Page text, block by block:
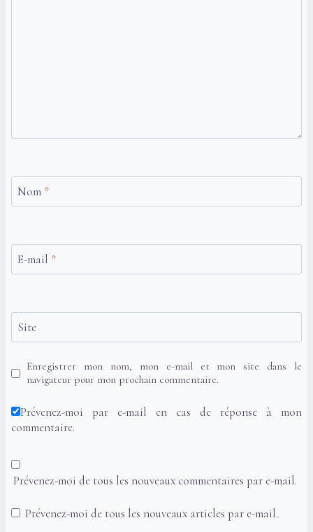
Nom *
E-mail *
Site
Enregistrer mon nom, mon e-mail et mon site dans le
navigateur pour mon prochain commentaire.
Prévenez-moi par e-mail en cas de réponse à mon
commentaire.
Prévenez-moi de tous les nouveaux commentaires par e-mail.
Prévenez-moi de tous les nouveaux articles par e-mail.